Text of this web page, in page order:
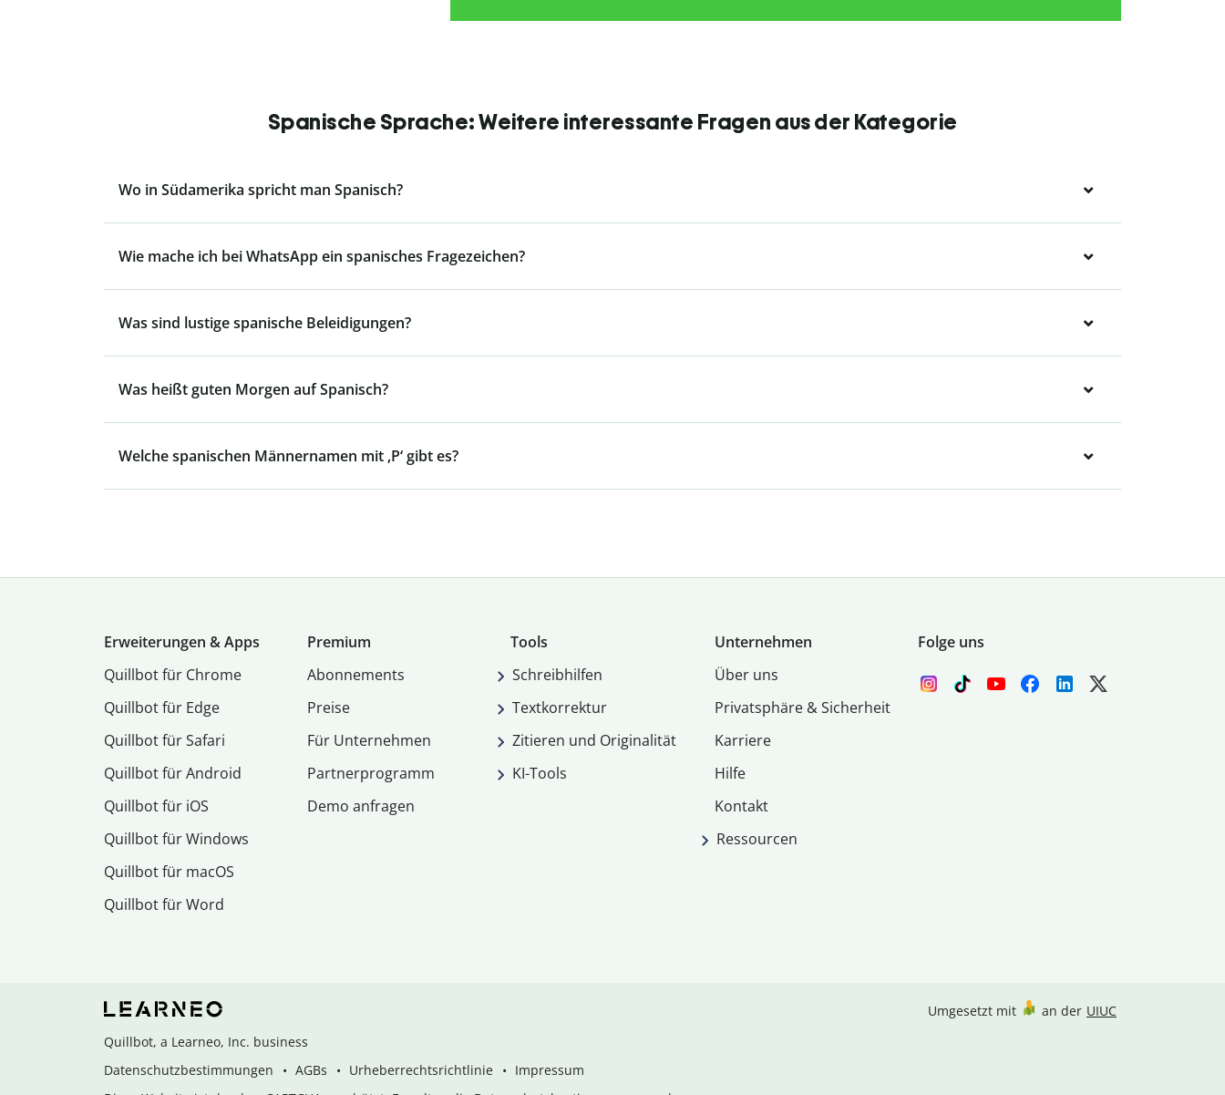
Spanische Sprache: Weitere interessante Fragen aus der Kategorie
Wo in Südamerika spricht man Spanisch?
Wie mache ich bei WhatsApp ein spanisches Fragezeichen?
Was sind lustige spanische Beleidigungen?
Was heißt guten Morgen auf Spanisch?
Welche spanischen Männernamen mit ‚P‘ gibt es?
Erweiterungen & Apps
Quillbot für Chrome
Quillbot für Edge
Quillbot für Safari
Quillbot für Android
Quillbot für iOS
Quillbot für Windows
Quillbot für macOS
Quillbot für Word
Premium
Abon­ne­ments
Preise
Für Unternehmen
Partnerprogramm
Demo anfragen
Tools
Schreibhilfen
Textkorrektur
Zitieren und Originalität
KI-Tools
Unternehmen
Über uns
Privatsphäre & Sicherheit
Karriere
Hilfe
Kontakt
Ressourcen
Folge uns
Quillbot, a Learneo, Inc. business
Datenschutzbestimmungen
AGBs Urheberrechtsrichtlinie
Impressum
Umgesetzt mit an der UIUC